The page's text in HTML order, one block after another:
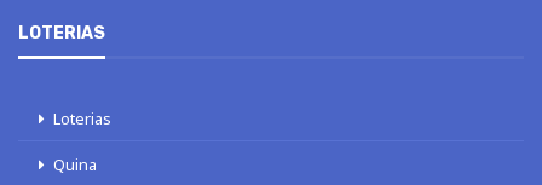
LOTERIAS
Loterias
Quina